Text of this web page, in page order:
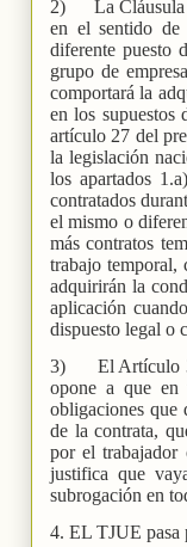
2)
La
en el sentido de
diferente puesto
grupo de
comportará la
en los supuestos
artículo 27 del
la legislación
los apartados
contratados
el mismo o
más contratos
trabajo temporal,
adquirirán la
aplicación
dispuesto legal o
3)
El Artículo
opone a que en
obligaciones que
de la contrata,
por el trabajador
justifica que
subrogación en
4. EL TJUE pasa